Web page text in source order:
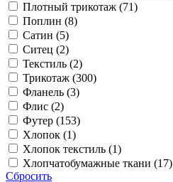
Плотный трикотаж (71)
Поплин (8)
Сатин (5)
Ситец (2)
Текстиль (2)
Трикотаж (300)
Фланель (3)
Флис (2)
Футер (153)
Хлопок (1)
Хлопок текстиль (1)
Хлопчатобумажные ткани (17)
Сбросить